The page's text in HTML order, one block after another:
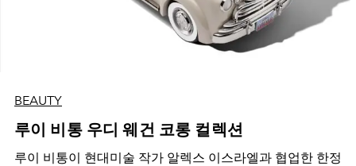
BEAUTY
루이 비통 우디 웨건 코롱 컬렉션
루이 비통이 현대미술 작가 알렉스 이스라엘과 협업한 한정